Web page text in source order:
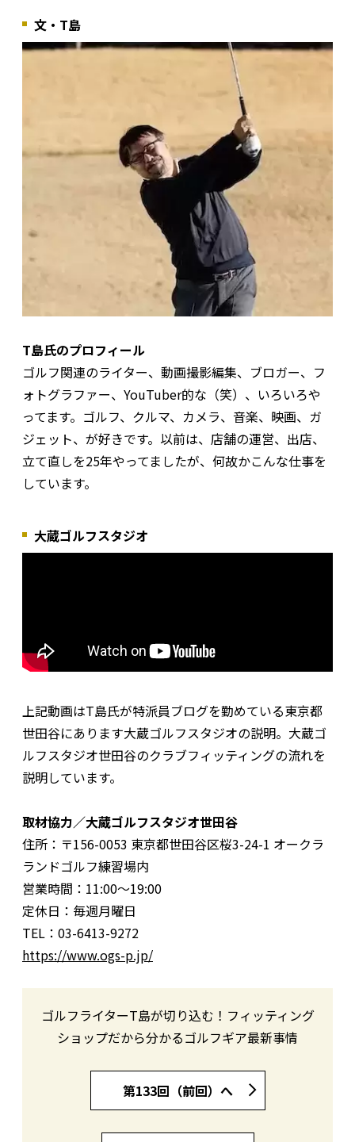
文・T島
T島氏のプロフィール
ゴルフ関連のライター、動画撮影編集、ブロガー、フ
ォトグラファー、YouTuber的な（笑）、いろいろや
ってます。ゴルフ、クルマ、カメラ、音楽、映画、ガ
ジェット、が好きです。以前は、店舗の運営、出店、
立て直しを25年やってましたが、何故かこんな仕事を
しています。
大蔵ゴルフスタジオ
上記動画はT島氏が特派員ブログを勤めている東京都
世田谷にあります大蔵ゴルフスタジオの説明。大蔵ゴ
ルフスタジオ世田谷のクラブフィッティングの流れを
説明しています。
取材協力／大蔵ゴルフスタジオ世田谷
住所：〒156-0053 東京都世田谷区桜3-24-1 オークラ
ランドゴルフ練習場内
営業時間：11:00〜19:00
定休日：毎週月曜日
TEL：03-6413-9272
https://www.ogs-p.jp/
ゴルフライターT島が切り込む！フィッティング
ショップだから分かるゴルフギア最新事情
第133回（前回）へ